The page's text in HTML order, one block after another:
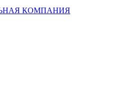
КОМПАНИЯ